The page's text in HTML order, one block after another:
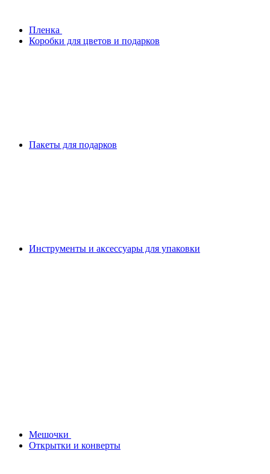
Плeнка
Коробки для цветов и подарков
Пакеты для подарков
Инструменты и аксессуары для упаковки
Мешочки
Открытки и конверты